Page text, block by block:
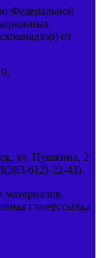
Федеральной
от
ул. Пушкина, 2
612)-22-43).
гиперссылка